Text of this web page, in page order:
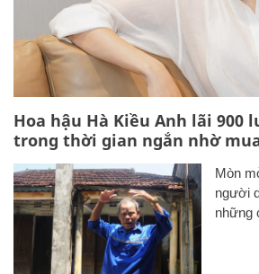
Hoa hậu Hà Kiều Anh lãi 900
trong thời gian ngắn nhờ
Mòn
người
những